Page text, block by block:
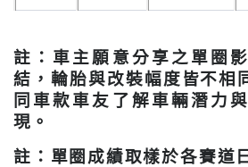
註：車主願意分享之單圈
結，輪胎與改裝幅度皆不相
同車款車友了解車輛潛力
現。
註：單圈成績取樣於各賽道